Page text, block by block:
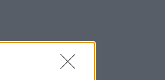
αεροδρόμιο της Λειψίας